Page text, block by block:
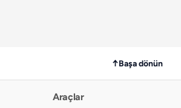
↑Başa dönün
Araçlar